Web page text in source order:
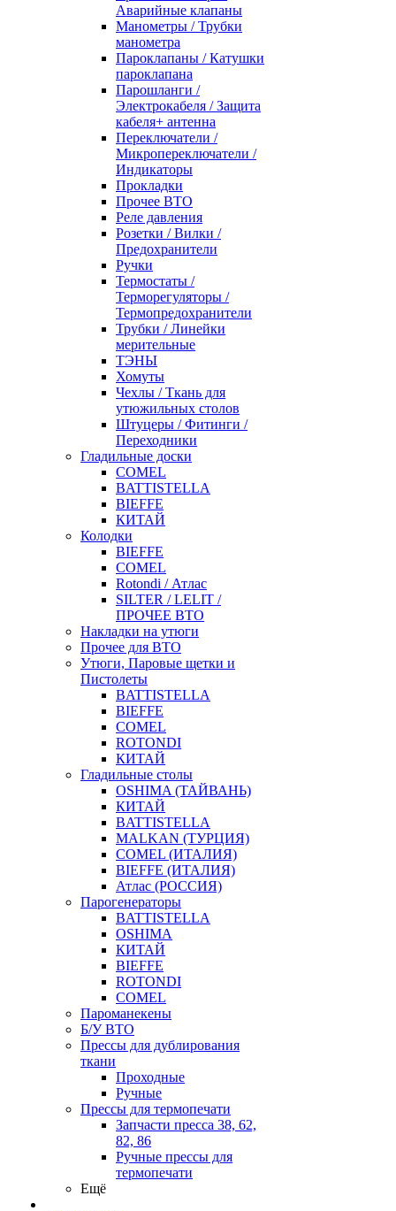
Аварийные клапаны
Манометры / Трубки
манометра
Пароклапаны / Катушки
пароклапана
Парошланги /
Электрокабеля / Защита
кабеля+ антенна
Переключатели /
Микропереключатели /
Индикаторы
Прокладки
Прочее ВТО
Реле давления
Розетки / Вилки /
Предохранители
Ручки
Термостаты /
Терморегуляторы /
Термопредохранители
Трубки / Линейки
мерительные
ТЭНЫ
Хомуты
Чехлы / Ткань для
утюжильных столов
Штуцеры / Фитинги /
Переходники
Гладильные доски
COMEL
BATTISTELLA
BIEFFE
КИТАЙ
Колодки
BIEFFE
COMEL
Rotondi / Атлас
SILTER / LELIT /
ПРОЧЕЕ ВТО
Накладки на утюги
Прочее для ВТО
Утюги, Паровые щетки и
Пистолеты
BATTISTELLA
BIEFFE
COMEL
ROTONDI
КИТАЙ
Гладильные столы
OSHIMA (ТАЙВАНЬ)
КИТАЙ
BATTISTELLA
MALKAN (ТУРЦИЯ)
COMEL (ИТАЛИЯ)
BIEFFE (ИТАЛИЯ)
Атлас (РОССИЯ)
Парогенераторы
BATTISTELLA
OSHIMA
КИТАЙ
BIEFFE
ROTONDI
COMEL
Пароманекены
Б/У ВТО
Прессы для дублирования
ткани
Проходные
Ручные
Прессы для термопечати
Запчасти пресса 38, 62,
82, 86
Ручные прессы для
термопечати
Ещё